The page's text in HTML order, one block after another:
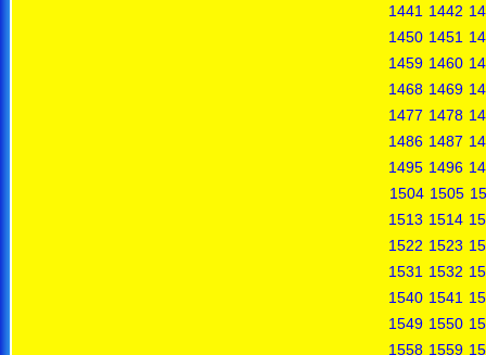
1441 1442
1450 1451
1459 1460
1468 1469
1477 1478
1486 1487
1495 1496
1504 1505
1513 1514
1522 1523
1531 1532
1540 1541
1549 1550
1558 1559